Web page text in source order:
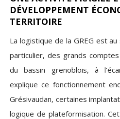
DÉVELOPPEMENT
TERRITOIRE
La logistique de la GREG est
particulier, des grands
du bassin grenoblois, à
explique ce fonctionnement
Grésivaudan, certaines
logique de plateformisation.